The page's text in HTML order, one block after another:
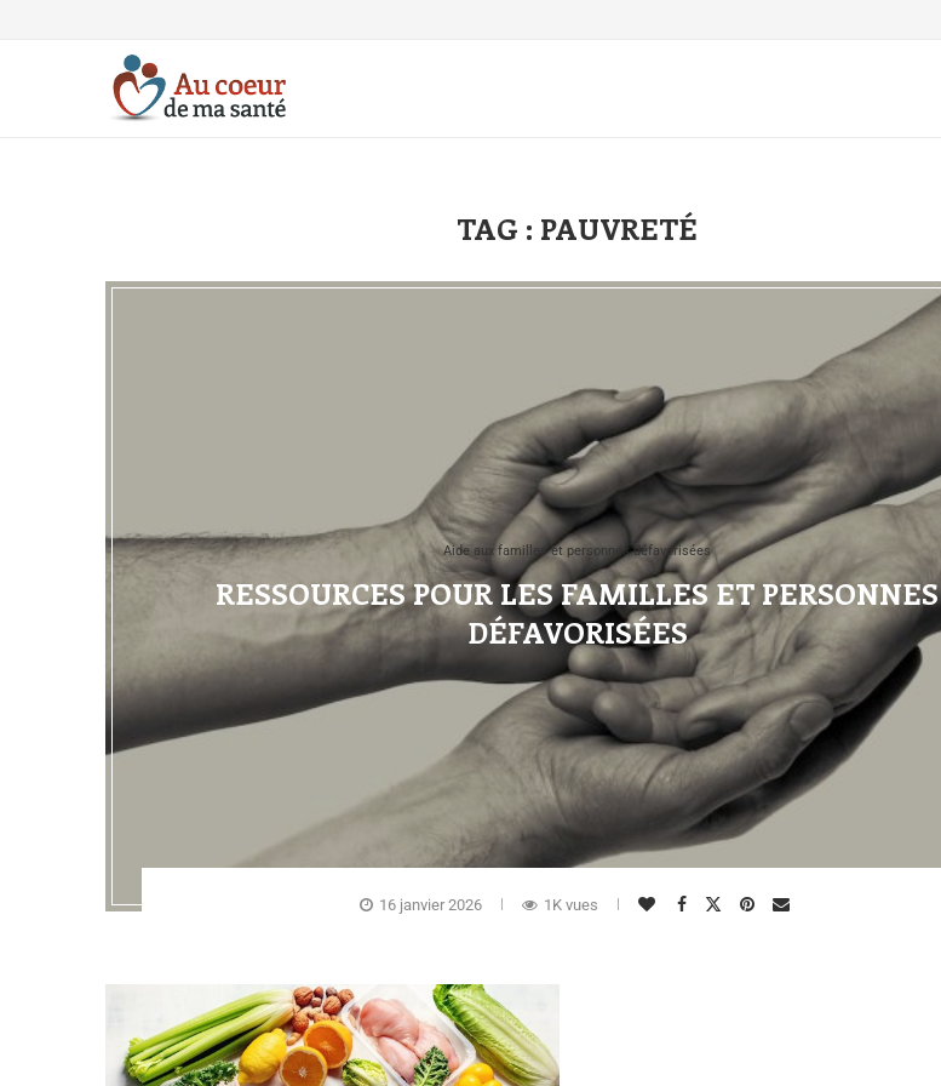
TAG : PAUVRETÉ
Aide aux familles et personnes défavorisées
RESSOURCES POUR LES FAMILLES ET PERSONNES
DÉFAVORISÉES
16 janvier 2026 1K vues